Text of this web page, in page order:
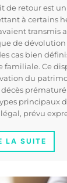
de retour est
à certains
transmis
de
cas bien
familiale. Ce
du
décès
principaux
prévu
LA SUITE